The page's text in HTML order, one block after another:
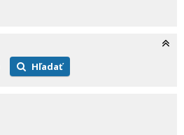
Hľadať